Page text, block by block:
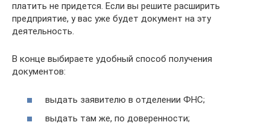
платить не придется. Если вы решите расширить
предприятие, у вас уже будет документ на эту
деятельность.
В конце выбираете удобный способ получения
документов:
выдать заявителю в отделении ФНС;
выдать там же, по доверенности;